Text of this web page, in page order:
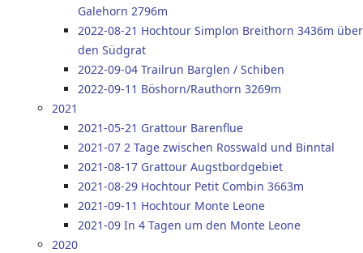
Galehorn 2796m
2022-08-21 Hochtour Simplon Breithorn 3436m über
den Südgrat
2022-09-04 Trailrun Barglen / Schiben
2022-09-11 Böshorn/Rauthorn 3269m
2021
2021-05-21 Grattour Barenflue
2021-07 2 Tage zwischen Rosswald und Binntal
2021-08-17 Grattour Augstbordgebiet
2021-08-29 Hochtour Petit Combin 3663m
2021-09-11 Hochtour Monte Leone
2021-09 In 4 Tagen um den Monte Leone
2020